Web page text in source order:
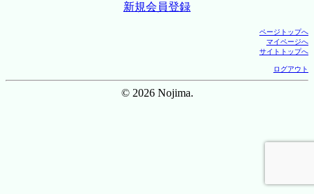
新規会員登録
ページトップへ
マイページへ
サイトトップへ
ログアウト
© 2026 Nojima.